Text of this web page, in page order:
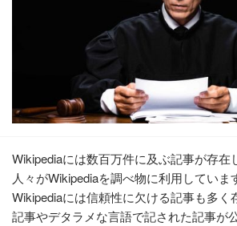
Wikipediaには数百万件に及ぶ記事が存在
人々がWikipediaを調べ物に利用していま
Wikipediaには信頼性に欠ける記事も多く
記事やデタラメな言語で記された記事が